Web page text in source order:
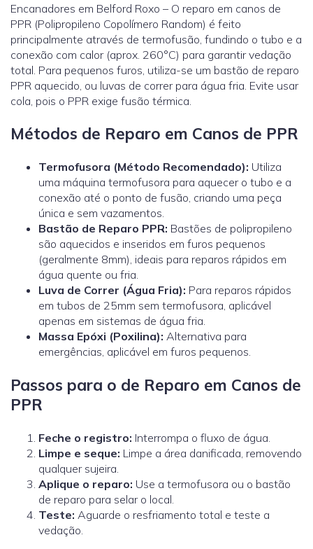
Encanadores em Belford Roxo – O reparo em canos de
PPR (Polipropileno Copolímero Random) é feito
principalmente através de termofusão, fundindo o tubo e a
conexão com calor (aprox. 260°C) para garantir vedação
total. Para pequenos furos, utiliza-se um bastão de reparo
PPR aquecido, ou luvas de correr para água fria. Evite usar
cola, pois o PPR exige fusão térmica.
Métodos de Reparo em Canos de PPR
Termofusora (Método Recomendado): Utiliza
uma máquina termofusora para aquecer o tubo e a
conexão até o ponto de fusão, criando uma peça
única e sem vazamentos.
Bastão de Reparo PPR: Bastões de polipropileno
são aquecidos e inseridos em furos pequenos
(geralmente 8mm), ideais para reparos rápidos em
água quente ou fria.
Luva de Correr (Água Fria): Para reparos rápidos
em tubos de 25mm sem termofusora, aplicável
apenas em sistemas de água fria.
Massa Epóxi (Poxilina): Alternativa para
emergências, aplicável em furos pequenos.
Passos para o de Reparo em Canos de
PPR
Feche o registro: Interrompa o fluxo de água.
Limpe e seque: Limpe a área danificada, removendo
qualquer sujeira.
Aplique o reparo: Use a termofusora ou o bastão
de reparo para selar o local.
Teste: Aguarde o resfriamento total e teste a
vedação.